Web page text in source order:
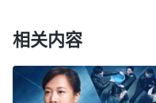
顿时，剧烈的疼痛锥
地，头撞在了墙上，
警指着我吼叫：“别
相关内容